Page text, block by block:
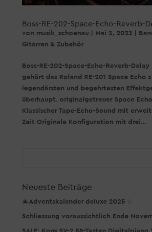
Boss-RE-202-Space-Echo-Reverb-
von musik_schoenau Mai 3, 2023
Gitarren & Zubehör
Boss-RE-202-Space-Echo-Reverb-Delay
gehört das Roland RE-201 Space Echo
legendärsten und begehrtesten
überhaupt. originalgetreuer Space
Klassischer Tape-Echo-Sound mit
Zeit Originale Konfiguration mit drei...
Neueste Beiträge
🎄Adventskalender deluxe 2025 ✨
Schliessung voraussichtlich Ende